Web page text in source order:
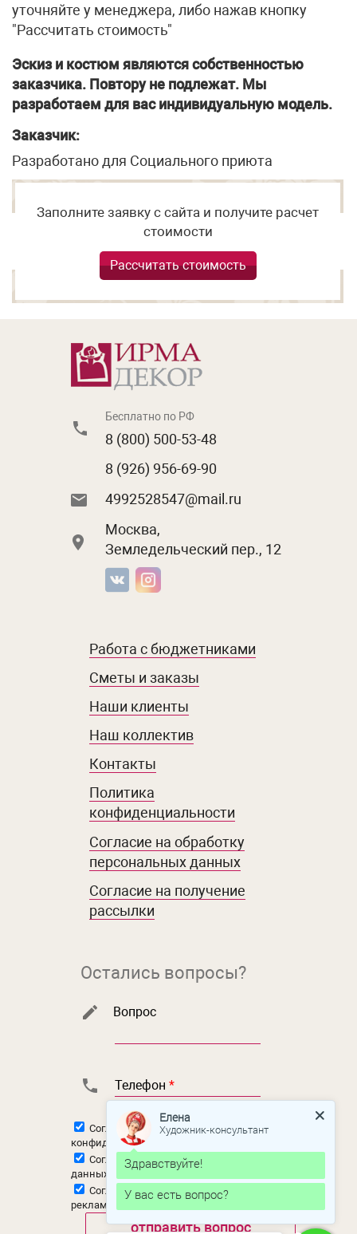
уточняйте у менеджера, либо нажав кнопку
"Рассчитать стоимость"
Эскиз и костюм являются собственностью
заказчика. Повтору не подлежат. Мы
разработаем для вас индивидуальную модель.
Заказчик:
Разработано для Социального приюта
Заполните заявку с сайта и получите расчет
стоимости
Рассчитать стоимость
Бесплатно по РФ
8 (800) 500-53-48
8 (926) 956-69-90
4992528547@mail.ru
Москва,
Земледельческий пер., 12
Работа с бюджетниками
Сметы и заказы
Наши клиенты
Наш коллектив
Контакты
Политика
конфиденциальности
Согласие на обработку
персональных данных
Согласие на получение
рассылки
Остались вопросы?
Вопрос
Телефон *
Согласен сполитикой
конфиденциальности
Согласен наобработку персональных
данных
Согласен наполучение новостной и
рекламной рассылки
Елена
Художник-консультант
Здравствуйте!
У вас есть вопрос?